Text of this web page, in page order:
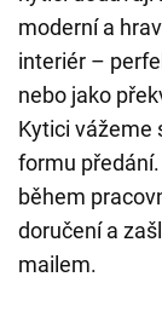
moderní a
interiér –
nebo jako
Kytici vážeme
formu
během
doručení a
mailem.